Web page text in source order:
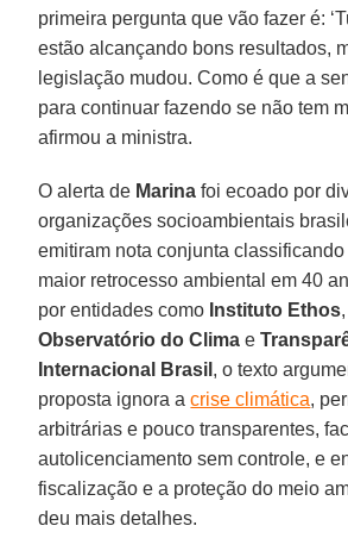
primeira pergunta que vão fazer é:
estão alcançando bons resultados,
legislação mudou. Como é que a
para continuar fazendo se não tem
afirmou a ministra.
O alerta de Marina foi ecoado por
organizações socioambientais
emitiram nota conjunta classificando
maior retrocesso ambiental em 40
por entidades como Instituto Ethos,
Observatório do Clima e
Internacional
Brasil , o texto
proposta ignora acrise climática,
arbitrárias e pouco transparentes,
autolicenciamento sem controle, e
fiscalização e a proteção do meio
deu mais detalhes.